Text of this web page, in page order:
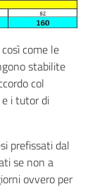
come le
stabilite
col
i tutor di
prefissati dal
se non a
ovvero per